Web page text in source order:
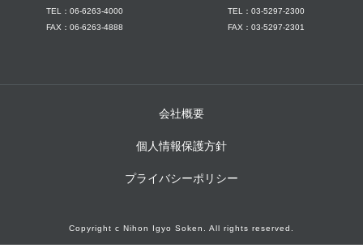
TEL：06-6263-4000
FAX：06-6263-4888
TEL：03-5297-2300
FAX：03-5297-2301
会社概要
個人情報保護方針
プライバシーポリシー
Copyright c Nihon Igyo Soken. All rights reserved.